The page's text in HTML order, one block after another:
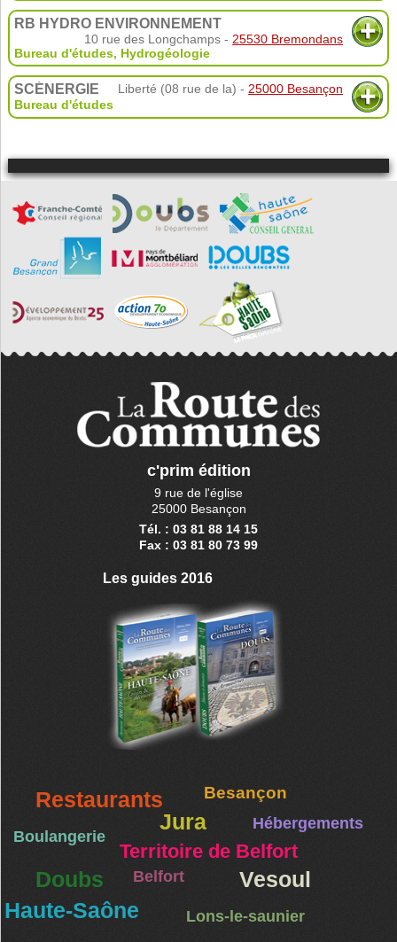
RB HYDRO ENVIRONNEMENT
10 rue des Longchamps - 25530 Bremondans
Bureau d'études, Hydrogéologie
SCÉNERGIE Liberté (08 rue de la) - 25000 Besançon
Bureau d'études
c'prim édition
9 rue de l'église
25000 Besançon
Tél. : 03 81 88 14 15
Fax : 03 81 80 73 99
Les guides 2016
Restaurants Besançon
Jura Hébergements
Boulangerie
Territoire de Belfort
Doubs Belfort
Vesoul
Haute-Saône
Lons-le-saunier